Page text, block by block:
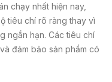
chạy nhất hiện nay,
tiêu chí rõ ràng thay vì
ngắn hạn. Các tiêu chí
đảm bảo sản phẩm có